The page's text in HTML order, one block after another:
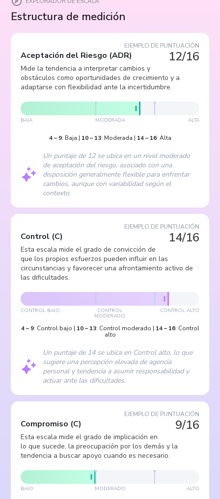
Estructura de medición
EJEMPLO DE PUNTUACIÓN
12/16
Aceptación del Riesgo (ADR)
Mide la tendencia a interpretar cambios y
obstáculos como oportunidades de crecimiento y a
adaptarse con flexibilidad ante la incertidumbre.
BAJA MODERADA ALTA
4– 9: Baja | 10– 13: Moderada | 14– 16: Alta
Un puntaje de 12 se ubica en un nivel moderado
de aceptación del riesgo, asociado con una
disposición generalmente flexible para enfrentar
cambios, aunque con variabilidad según el
contexto.
EJEMPLO DE PUNTUACIÓN
14/16
Control (C)
Esta escala mide el grado de convicción de
que los propios esfuerzos pueden influir en las
circunstancias y favorecer una afrontamiento activo de
las dificultades.
CONTROL BAJO CONTROL
MODERADO
CONTROL ALTO
4– 9: Control bajo | 10– 13: Control moderado | 14– 16: Control
alto
Un puntaje de 14 se ubica en Control alto, lo que
sugiere una percepción elevada de agencia
personal y tendencia a asumir responsabilidad y
actuar ante las dificultades.
EJEMPLO DE PUNTUACIÓN
9/16
Compromiso (C)
Esta escala mide el grado de implicación en
lo que sucede, la preocupación por los demás y la
tendencia a buscar apoyo cuando es necesario.
BAJO MODERADO ALTO